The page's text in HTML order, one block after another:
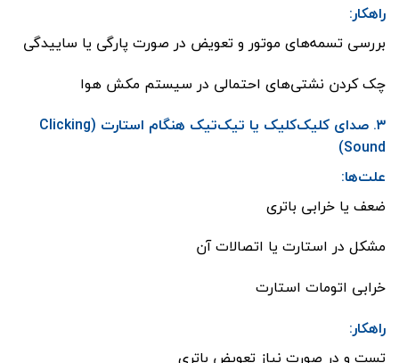
راهکار:
بررسی تسمه‌های موتور و تعویض در صورت پارگی یا ساییدگی
چک کردن نشتی‌های احتمالی در سیستم مکش هوا
۳. صدای کلیک‌کلیک یا تیک‌تیک هنگام استارت (Clicking
Sound)
علت‌ها:
ضعف یا خرابی باتری
مشکل در استارت یا اتصالات آن
خرابی اتومات استارت
راهکار:
تست و در صورت نیاز تعویض باتری